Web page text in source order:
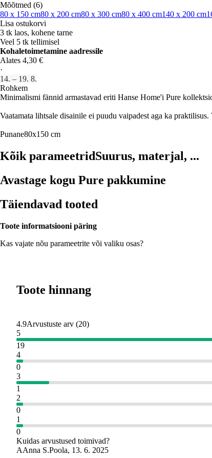
Mõõtmed (6)
80 x 150 cm80 x 200 cm80 x 300 cm80 x 400 cm140 x 200 cm
Lisa ostukorvi
3 tk laos, kohene tarne
Veel 5 tk tellimisel
Kohaletoimetamine aadressile
Alates 4,30 €
·
14. – 19. 8.
Rohkem
Minimalismi fännid armastavad eriti Hanse Home'i Pure
Vaatamata lihtsale disainile ei puudu vaipadest aga ka
Punane80x150 cm
Kõik parameetridSuurus, materjal, ...
Avastage kogu Pure pakkumine
Täiendavad tooted
Toote informatsiooni päring
Kas vajate nõu parameetrite või valiku osas?
Toote hinnang
4.9Arvustuste arv (20)
5
19
4
0
3
1
2
0
1
0
Kuidas arvustused toimivad?
AAnna S.Poola, 13. 6. 2025